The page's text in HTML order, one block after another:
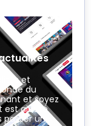
et
du
et soyez
est ajouté
une